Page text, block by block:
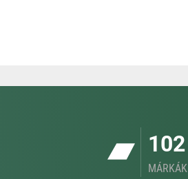
102
MÁRKÁK